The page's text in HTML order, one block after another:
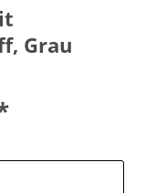
Grau